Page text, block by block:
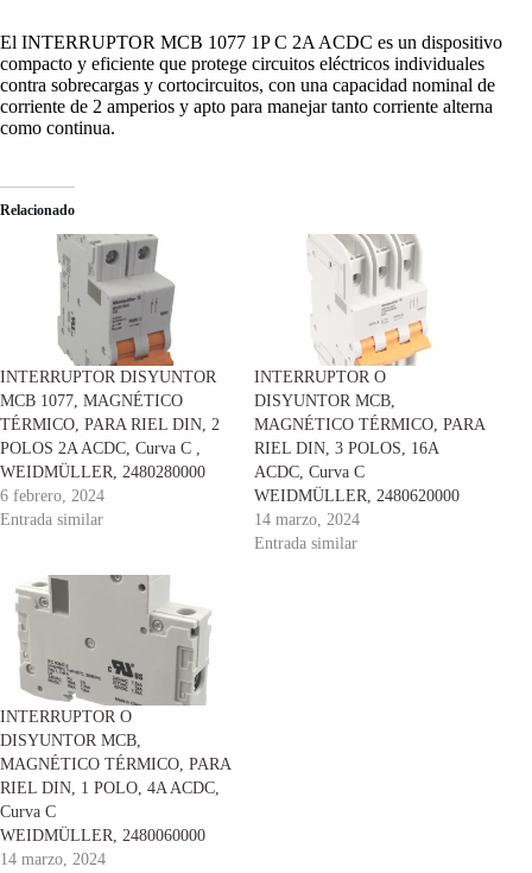
El INTERRUPTOR MCB 1077 1P C 2A ACDC es un dispositivo
compacto y eficiente que protege circuitos eléctricos individuales
contra sobrecargas y cortocircuitos, con una capacidad nominal de
corriente de 2 amperios y apto para manejar tanto corriente alterna
como continua.
Relacionado
INTERRUPTOR DISYUNTOR
MCB 1077, MAGNÉTICO
TÉRMICO, PARA RIEL DIN, 2
POLOS 2A ACDC, Curva C ,
WEIDMÜLLER, 2480280000
6 febrero, 2024
Entrada similar
INTERRUPTOR O
DISYUNTOR MCB,
MAGNÉTICO TÉRMICO, PARA
RIEL DIN, 3 POLOS, 16A
ACDC, Curva C
WEIDMÜLLER, 2480620000
14 marzo, 2024
Entrada similar
INTERRUPTOR O
DISYUNTOR MCB,
MAGNÉTICO TÉRMICO, PARA
RIEL DIN, 1 POLO, 4A ACDC,
Curva C
WEIDMÜLLER, 2480060000
14 marzo, 2024